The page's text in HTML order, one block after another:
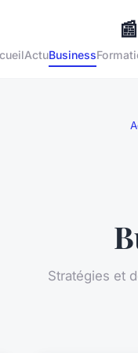
📰
ActuBusiness
Stratégies et